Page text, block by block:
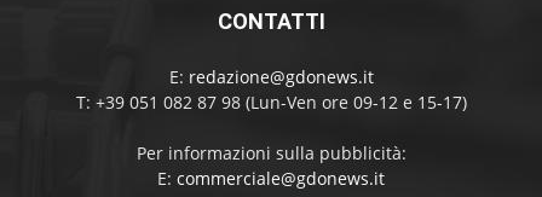
CONTATTI
E: redazione@gdonews.it
T: +39 051 082 87 98 (Lun-Ven ore 09-12 e 15-17)
Per informazioni sulla pubblicità:
E: commerciale@gdonews.it